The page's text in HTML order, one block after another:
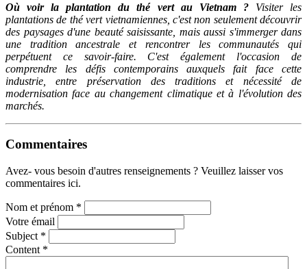
Où voir la plantation du thé vert au Vietnam ? Visiter les
plantations de thé vert vietnamiennes, c'est non seulement découvrir
des paysages d'une beauté saisissante, mais aussi s'immerger dans
une tradition ancestrale et rencontrer les communautés qui
perpétuent ce savoir-faire. C'est également l'occasion de
comprendre les défis contemporains auxquels fait face cette
industrie, entre préservation des traditions et nécessité de
modernisation face au changement climatique et à l'évolution des
marchés.
Commentaires
Avez- vous besoin d'autres renseignements ? Veuillez laisser vos
commentaires ici.
Nom et prénom *
Votre émail
Subject *
Content *